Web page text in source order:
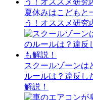
夏休みはこどもと
う！オススメ研究
スクールゾーンは
ルールは？違反し
解説！